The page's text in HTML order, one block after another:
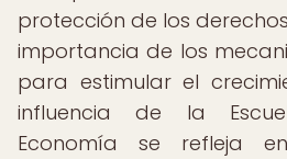
protección de los
importancia de los
para estimular el
influencia de la
Economía se refleja